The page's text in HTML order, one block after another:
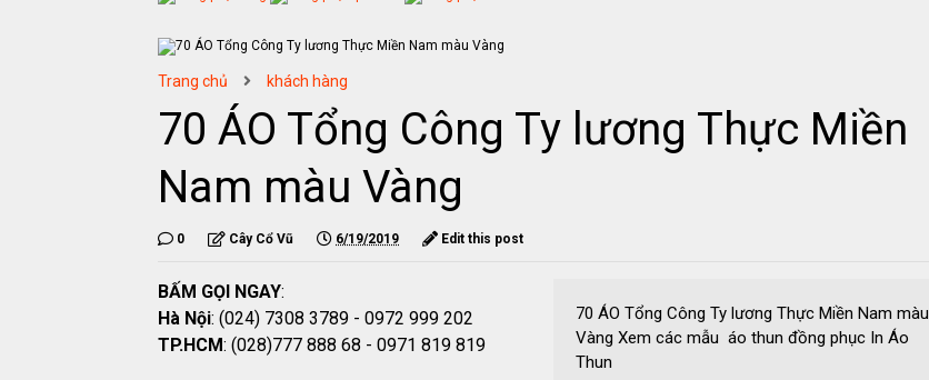
Trang chủ khách hàng
70 ÁO Tổng Công Ty lương Thực Miền
Nam màu Vàng
0 Cây Cổ Vũ 6/19/2019 Edit this post
BẤM GỌI NGAY:
Hà Nội: (024) 7308 3789 - 0972 999 202
TP.HCM: (028)777 888 68 - 0971 819 819
70 ÁO Tổng Công Ty lương Thực Miền Nam màu
Vàng Xem các mẫu áo thun đồng phục In Áo
Thun